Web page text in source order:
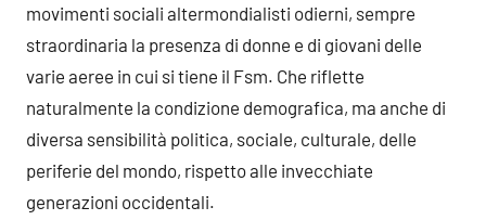
movimenti sociali altermondialisti odierni, sempre
straordinaria la presenza di donne e di giovani delle
varie aeree in cui si tiene il Fsm. Che riflette
naturalmente la condizione demografica, ma anche di
diversa sensibilità politica, sociale, culturale, delle
periferie del mondo, rispetto alle invecchiate
generazioni occidentali.